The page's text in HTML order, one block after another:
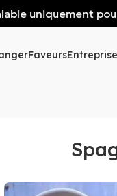
uniquement pour
FaveursEntreprise